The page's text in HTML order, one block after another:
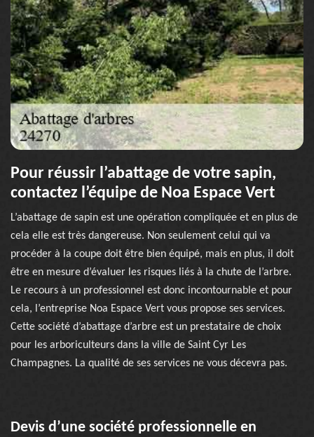
Pour réussir l’abattage de votre sapin,
contactez l’équipe de Noa Espace Vert
L’abattage de sapin est une opération compliquée et en plus de
cela elle est très dangereuse. Non seulement celui qui va
procéder à la coupe doit être bien équipé, mais en plus, il doit
être en mesure d’évaluer les risques liés à la chute de l’arbre.
Le recours à un professionnel est donc incontournable et pour
cela, l’entreprise Noa Espace Vert vous propose ses services.
Cette société d’abattage d’arbre est un prestataire de choix
pour les arboriculteurs dans la ville de Saint Cyr Les
Champagnes. La qualité de ses services ne vous décevra pas.
Devis d’une société professionnelle en